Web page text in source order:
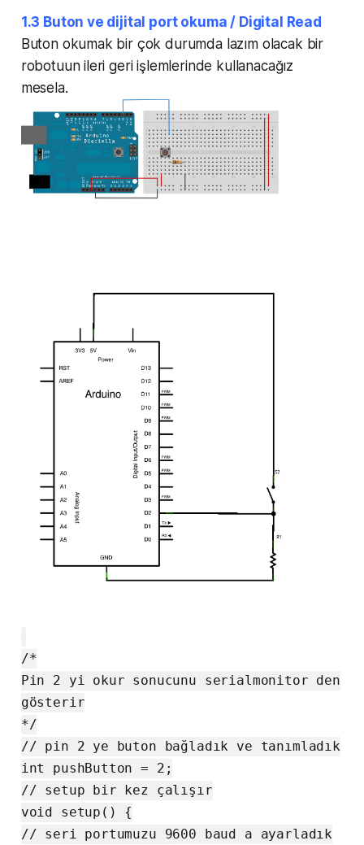
1.3 Buton ve dijital port okuma / Digital Read
Buton okumak bir çok durumda lazım olacak bir
robotuun ileri geri işlemlerinde kullanacağız
mesela.
/*
Pin 2 yi okur sonucunu serialmonitor den
gösterir
*/
// pin 2 ye buton bağladık ve tanımladık
int pushButton = 2;
// setup bir kez çalışır
void setup() {
// seri portumuzu 9600 baud a ayarladık